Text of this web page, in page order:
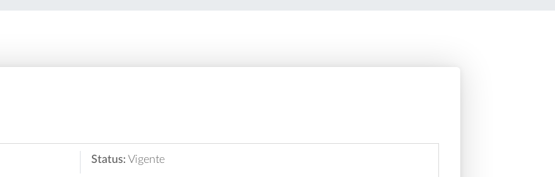
Status: Vigente